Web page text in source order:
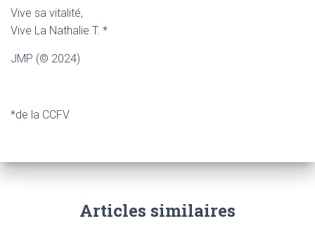
Vive sa vitalité,
Vive La Nathalie T. *
JMP (© 2024)
*de la CCFV
Articles similaires